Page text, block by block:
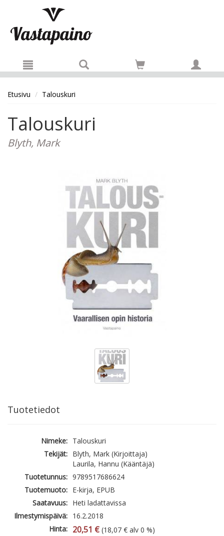
Etusivu Talouskuri
Talouskuri
Blyth, Mark
Tuotetiedot
Nimeke: Talouskuri
Tekijät: Blyth, Mark (Kirjoittaja)
Laurila, Hannu (Kääntäjä)
Tuotetunnus: 9789517686624
Tuotemuoto: E-kirja, EPUB
Saatavuus: Heti ladattavissa
Ilmestymispäivä: 16.2.2018
Hinta: 20,51 € (18,07 € alv 0 %)